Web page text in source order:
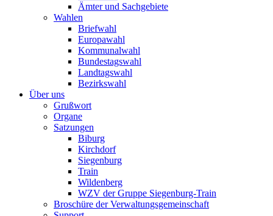
Ämter und Sachgebiete
Wahlen
Briefwahl
Europawahl
Kommunalwahl
Bundestagswahl
Landtagswahl
Bezirkswahl
Über uns
Grußwort
Organe
Satzungen
Biburg
Kirchdorf
Siegenburg
Train
Wildenberg
WZV der Gruppe Siegenburg-Train
Broschüre der Verwaltungsgemeinschaft